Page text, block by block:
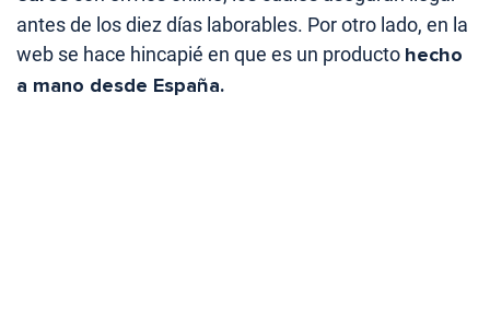
antes de los diez días laborables. Por otro lado, en la
web se hace hincapié en que es un producto hecho
a mano desde España.